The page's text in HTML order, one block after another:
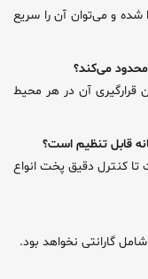
شده و می‌توان آن را سریع
می‌کند؟
قرارگیری آن در هر محیط
قابل تنظیم است؟
کنترل دقیق پخت انواع
گارانتی نخواهد بود.